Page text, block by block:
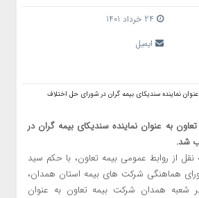
ایمیل
به عنوان نماینده سندیکای بیمه گران در
شد.
نقل از روابط عمومی بیمه تعاون، با حکم سید
هماهنگی شرکت های بیمه استان همدان،
شعبه همدان شرکت بیمه تعاون به عنوان